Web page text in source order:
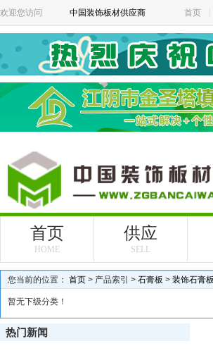
欢迎您访问 中国装饰板材供应商 首页
首页
HOME
供应
SELL
您当前的位置： 首页 > 产品索引 > 石膏板 > 装饰石膏板
暂无下级分类！
热门新闻